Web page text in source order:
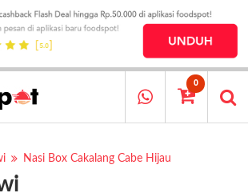
0
Nasi Box Cakalang Cabe Hijau